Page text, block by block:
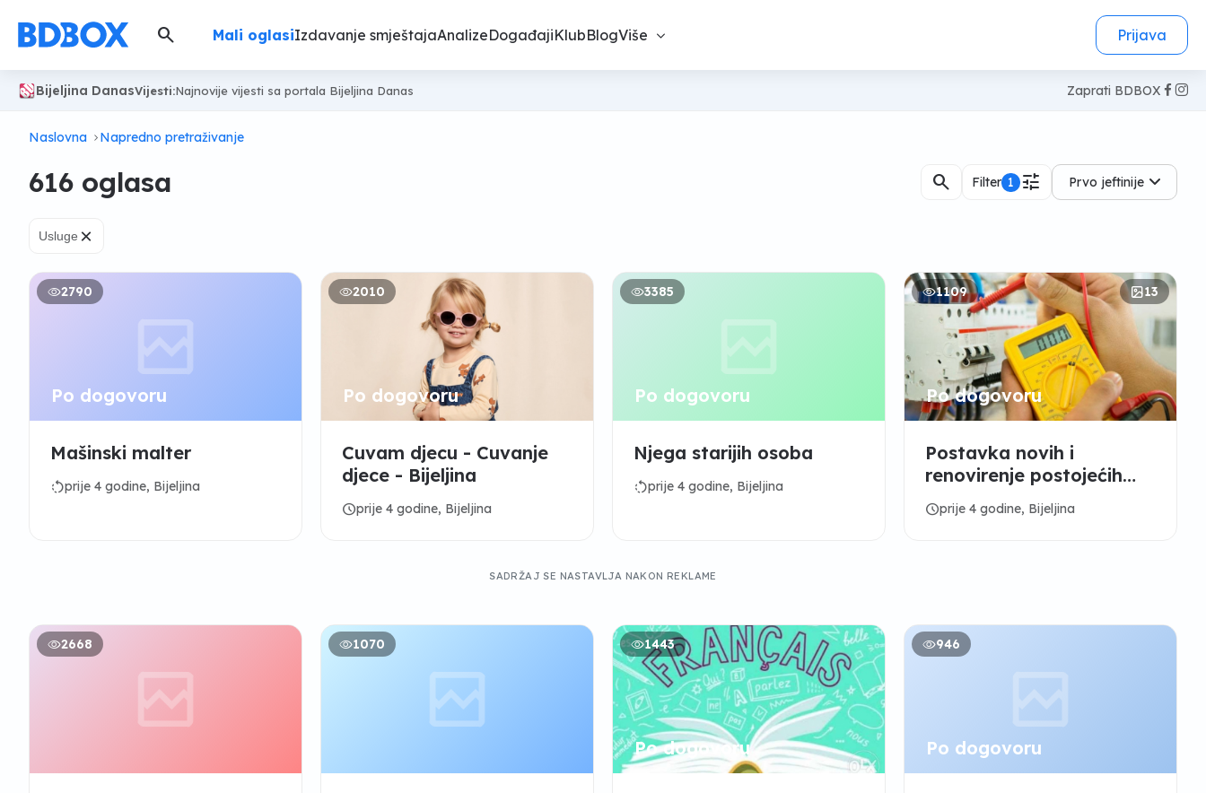
search Mali oglasiIzdavanje smještajaAnalizeDogađajiKlubBlogViše Prijava
Bijeljina DanasVijesti:Najnovije vijesti sa portala Bijeljina Danas Zaprati BDBOX
Naslovna Napredno pretraživanje
616 oglasa search Filter 1 tune Prvo jeftinije
Usluge ×
2790
Po dogovoru
Mašinski malter
rotate_leftprije 4 godine, Bijeljina
2010
Po dogovoru
Cuvam djecu - Cuvanje
djece - Bijeljina
scheduleprije 4 godine, Bijeljina
3385
Po dogovoru
Njega starijih osoba
rotate_leftprije 4 godine, Bijeljina
1109 13
Po dogovoru
Postavka novih i
renovirenje postojećih
elektro ,vodo instalacija
scheduleprije 4 godine, Bijeljina
SADRŽAJ SE NASTAVLJA NAKON REKLAME
2668 1070 1443
Po dogovoru
946
Po dogovoru